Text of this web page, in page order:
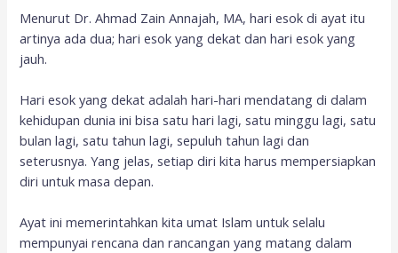
Menurut Dr. Ahmad Zain Annajah, MA, hari esok di ayat itu
artinya ada dua; hari esok yang dekat dan hari esok yang
jauh.
Hari esok yang dekat adalah hari-hari mendatang di dalam
kehidupan dunia ini bisa satu hari lagi, satu minggu lagi, satu
bulan lagi, satu tahun lagi, sepuluh tahun lagi dan
seterusnya. Yang jelas, setiap diri kita harus mempersiapkan
diri untuk masa depan.
Ayat ini memerintahkan kita umat Islam untuk selalu
mempunyai rencana dan rancangan yang matang dalam